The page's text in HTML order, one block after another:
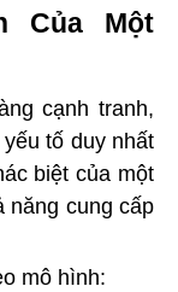
Của Một
cạnh tranh,
tố duy nhất
biệt của một
cung cấp
mô hình: